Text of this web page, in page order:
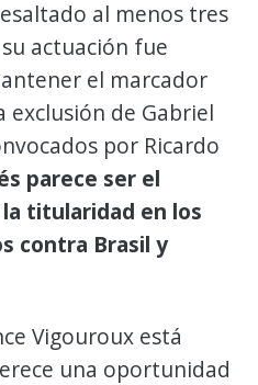
al menos tres
actuación fue
el marcador
exclusión de Gabriel
por Ricardo
parece ser el
titularidad en los
contra Brasil y
Vigouroux está
una oportunidad